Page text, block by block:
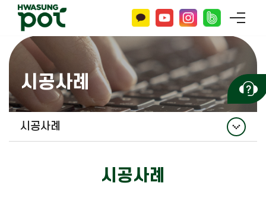
시공사례
시공사례
시공사례